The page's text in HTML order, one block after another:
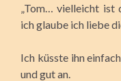
„Tom… vielleicht
ich glaube ich liebe
Ich küsste ihn
und gut an.